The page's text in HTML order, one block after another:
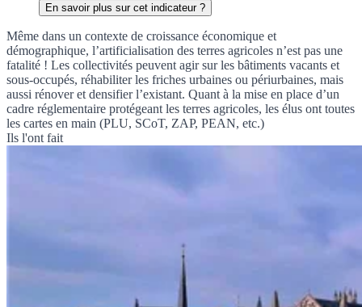
En savoir plus sur cet indicateur ?
Même dans un contexte de croissance économique et
démographique, l’artificialisation des terres agricoles n’est pas une
fatalité ! Les collectivités peuvent agir sur les bâtiments vacants et
sous-occupés, réhabiliter les friches urbaines ou périurbaines, mais
aussi rénover et densifier l’existant. Quant à la mise en place d’un
cadre réglementaire protégeant les terres agricoles, les élus ont toutes
les cartes en main (PLU, SCoT, ZAP, PEAN, etc.)
Ils l'ont fait